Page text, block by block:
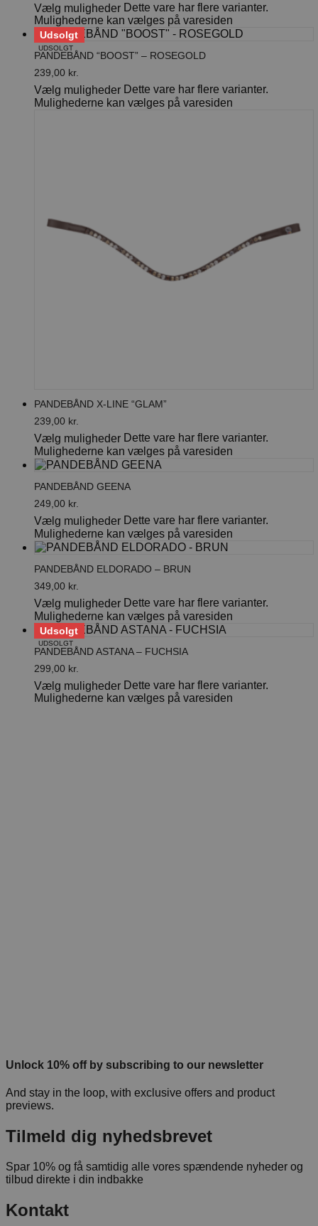
Vælg muligheder Dette vare har flere varianter.
Mulighederne kan vælges på varesiden
Udsolgt
UDSOLGT
PANDEBÅND “BOOST” – ROSEGOLD
239,00 kr.
Vælg muligheder Dette vare har flere varianter.
Mulighederne kan vælges på varesiden
PANDEBÅND X-LINE “GLAM”
239,00 kr.
Vælg muligheder Dette vare har flere varianter.
Mulighederne kan vælges på varesiden
PANDEBÅND GEENA
249,00 kr.
Vælg muligheder Dette vare har flere varianter.
Mulighederne kan vælges på varesiden
PANDEBÅND ELDORADO – BRUN
349,00 kr.
Vælg muligheder Dette vare har flere varianter.
Mulighederne kan vælges på varesiden
Udsolgt
UDSOLGT
PANDEBÅND ASTANA – FUCHSIA
299,00 kr.
Vælg muligheder Dette vare har flere varianter.
Mulighederne kan vælges på varesiden
Unlock 10% off by subscribing to our newsletter
And stay in the loop, with exclusive offers and product
previews.
Tilmeld dig nyhedsbrevet
Spar 10% og få samtidig alle vores spændende nyheder og
tilbud direkte i din indbakke
Kontakt